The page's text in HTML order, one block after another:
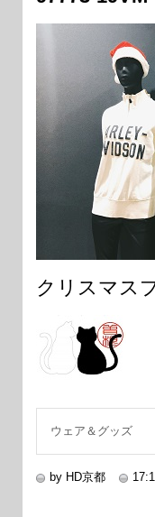
クリスマス
ウェア＆グッズ
by HD京都